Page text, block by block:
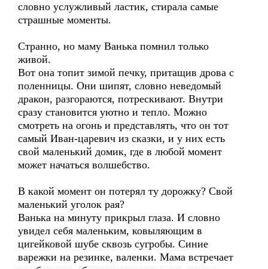
словно услужливый ластик, стирала самые
страшные моменты.
Странно, но маму Ванька помнил только
живой.
Вот она топит зимой печку, притащив дрова с
поленницы. Они шипят, словно неведомый
дракон, разгораются, потрескивают. Внутри
сразу становится уютно и тепло. Можно
смотреть на огонь и представлять, что он тот
самый Иван-царевич из сказки, и у них есть
свой маленький домик, где в любой момент
может начаться волшебство.
В какой момент он потерял ту дорожку? Свой
маленький уголок рая?
Ванька на минуту прикрыл глаза. И словно
увидел себя маленьким, ковыляющим в
цигейковой шубе сквозь сугробы. Синие
варежки на резинке, валенки. Мама встречает